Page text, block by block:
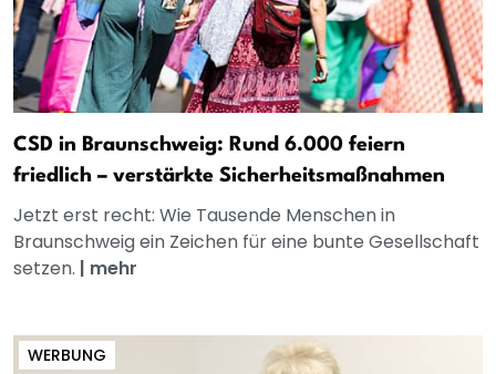
CSD in Braunschweig: Rund 6.000 feiern
friedlich – verstärkte Sicherheitsmaßnahmen
Jetzt erst recht: Wie Tausende Menschen in
Braunschweig ein Zeichen für eine bunte Gesellschaft
setzen. | mehr
WERBUNG